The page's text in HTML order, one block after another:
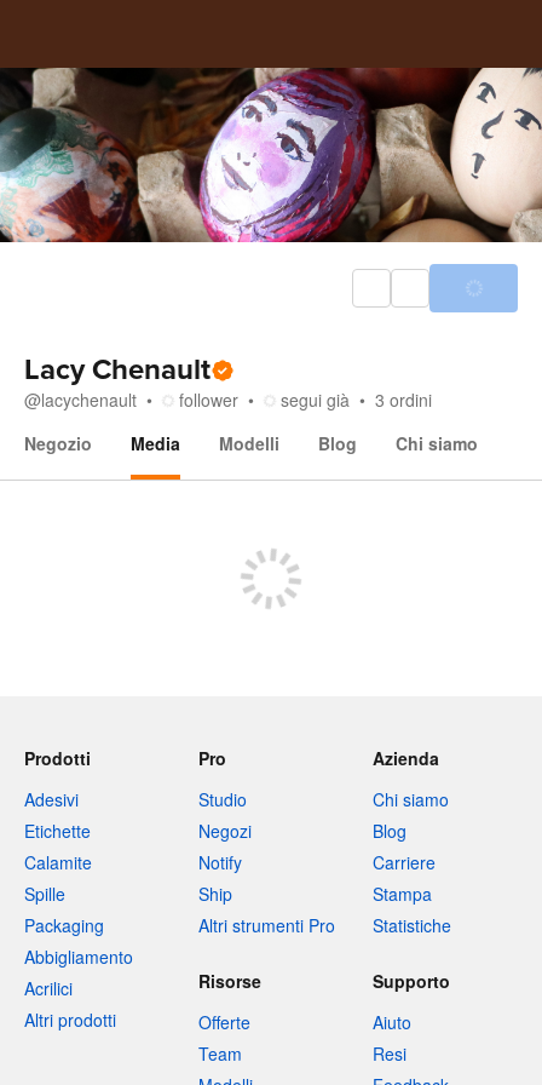
Lacy Chenault
@lacychenault follower segui già 3 ordini
Negozio
Media Modelli Blog Chi siamo
Prodotti
Adesivi
Etichette
Calamite
Spille
Packaging
Abbigliamento
Acrilici
Altri prodotti
Pro
Studio
Negozi
Notify
Ship
Altri strumenti Pro
Azienda
Chi siamo
Blog
Carriere
Stampa
Statistiche
Risorse
Offerte
Team
Supporto
Aiuto
Resi